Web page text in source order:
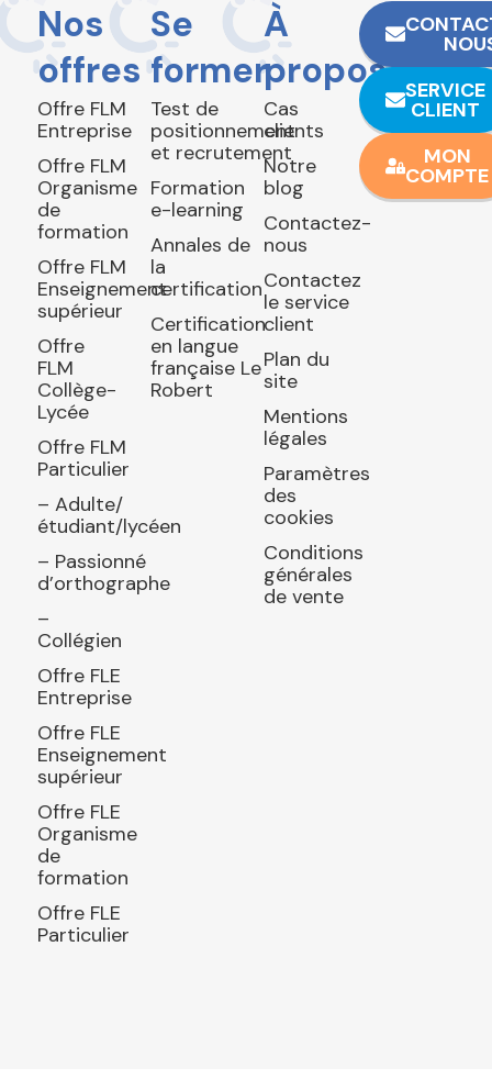
Nos
offres
Offre FLM
Entreprise
Offre FLM
Organisme
de
formation
Offre FLM
Enseignement
supérieur
Offre
FLM
Collège-
Lycée
Offre FLM
Particulier
– Adulte/
étudiant/lycéen
– Passionné
d’orthographe
–
Collégien
Offre FLE
Entreprise
Offre FLE
Enseignement
supérieur
Offre FLE
Organisme
de
formation
Offre FLE
Particulier
Se
former
Test de
positionnement
et recrutement
Formation
e-learning
Annales de
la
certification
Certification
en langue
française Le
Robert
À
propos
Cas
clients
Notre
blog
Contactez-
nous
Contactez
le service
client
Plan du
site
Mentions
légales
Paramètres
des
cookies
Conditions
générales
de vente
SERVICE
CLIENT
MON
COMPTE